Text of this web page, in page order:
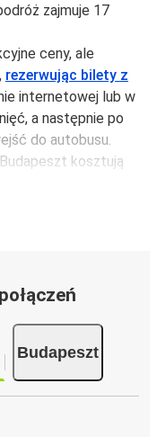
zajmuje 17
ceny, ale
rezerwując bilety z
internetowej lub w
a następnie po
do autobusu.
kosztują
lub w dni
- Budapeszt
połączeniom
.
na środowisko
Budapeszt